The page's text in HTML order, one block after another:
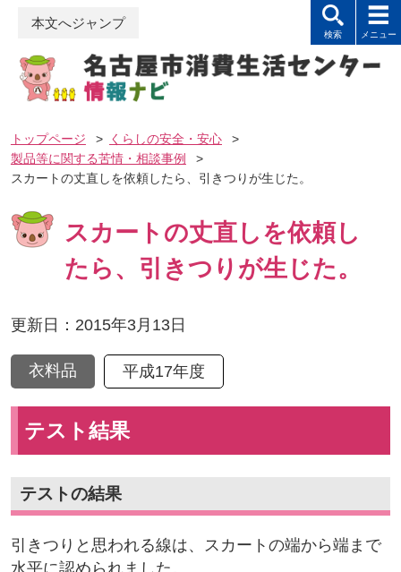
本文へジャンプ
トップページ > くらしの安全・安心
>
製品等に関する苦情・相談事例
>
スカートの丈直しを依頼したら、引きつりが生じた。
スカートの丈直しを依頼し
たら、引きつりが生じた。
更新日：2015年3月13日
衣料品 平成17年度
テスト結果
テストの結果
引きつりと思われる線は、スカートの端から端まで